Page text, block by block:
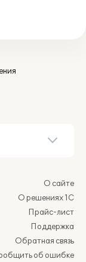
О сайте
О решениях 1С
Прайс-лист
Поддержка
Обратная связь
об ошибке